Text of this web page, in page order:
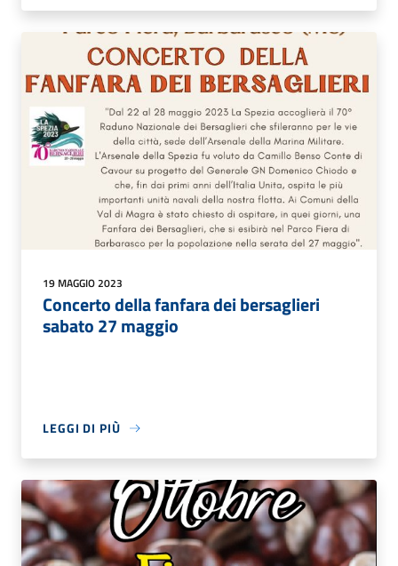
19 MAGGIO 2023
Concerto della fanfara dei bersaglieri
sabato 27 maggio
LEGGI DI PIÙ